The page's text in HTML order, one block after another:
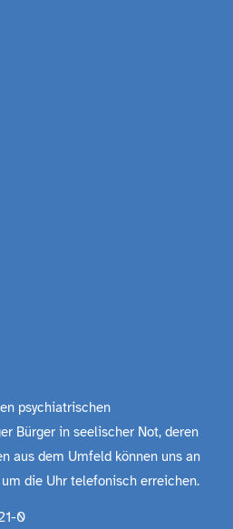
psychiatrischen
Bürger in seelischer Not, deren
aus dem Umfeld können uns an
die Uhr telefonisch erreichen.
0